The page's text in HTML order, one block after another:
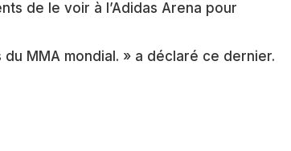
de le voir à l’Adidas Arena pour
MMA mondial. » a déclaré ce dernier.